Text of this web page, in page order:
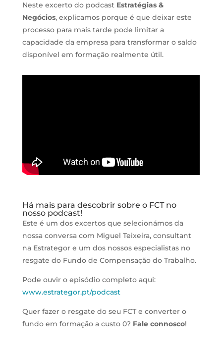
Neste excerto do podcast Estratégias &
Negócios, explicamos porque é que deixar este
processo para mais tarde pode limitar a
capacidade da empresa para transformar o saldo
disponível em formação realmente útil.
Há mais para descobrir sobre o FCT no
nosso podcast!
Este é um dos excertos que selecionámos da
nossa conversa com Miguel Teixeira, consultant
na Estrategor e um dos nossos especialistas no
resgate do Fundo de Compensação do Trabalho.
Pode ouvir o episódio completo aqui:
www.estrategor.pt/podcast
Quer fazer o resgate do seu FCT e converter o
fundo em formação a custo 0? Fale connosco!